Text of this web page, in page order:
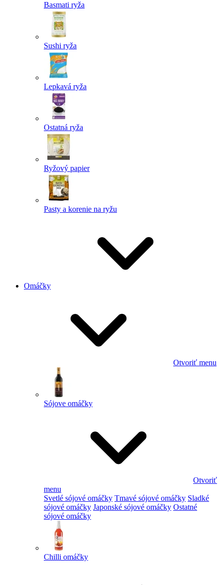
Basmati ryža
Sushi ryža
Lepkavá ryža
Ostatná ryža
Ryžový papier
Pasty a korenie na ryžu
Omáčky
Otvoriť menu
Sójove omáčky
Otvoriť
menu
Svetlé sójové omáčky Tmavé sójové omáčky Sladké
sójové omáčky Japonské sójové omáčky Ostatné
sójové omáčky
Chilli omáčky